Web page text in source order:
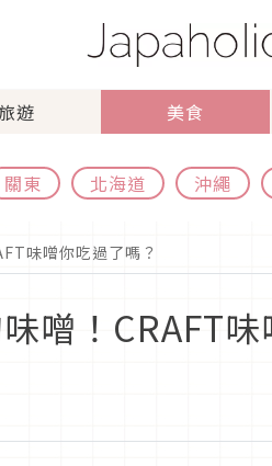
遊 美食
關東 北海道 沖繩
味噌你吃過了嗎？
噌！CRAFT